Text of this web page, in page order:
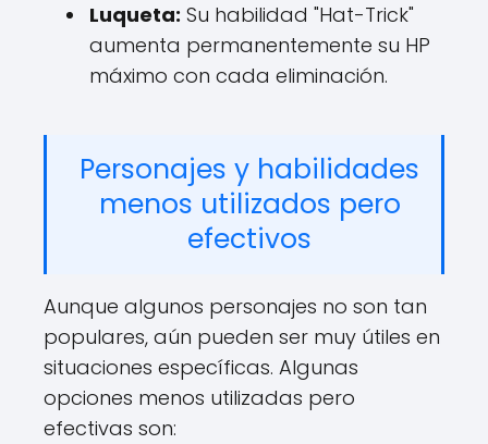
Luqueta: Su habilidad "Hat-Trick"
aumenta permanentemente su HP
máximo con cada eliminación.
Personajes y habilidades
menos utilizados pero
efectivos
Aunque algunos personajes no son tan
populares, aún pueden ser muy útiles en
situaciones específicas. Algunas
opciones menos utilizadas pero
efectivas son: